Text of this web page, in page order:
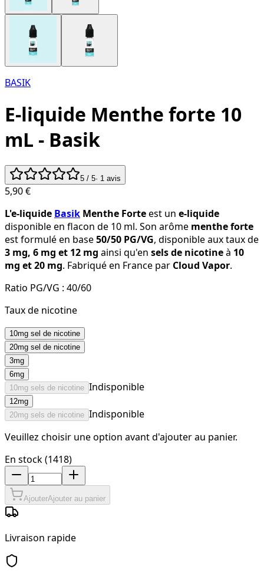
BASIK
E-liquide Menthe forte 10
mL - Basik
5 / 5· 1 avis
5,90 €
L'e-liquide Basik Menthe Forteest un e-liquide
disponible en flacon de 10 ml. Son arôme menthe forte
est formulé en base50/50 PG/VG, disponible aux taux de
3 mg, 6 mg et 12 mg ainsi qu'en sels de nicotineà 10
mg et 20 mg. Fabriqué en France par Cloud Vapor.
Ratio PG/VG : 40/60
Taux de nicotine
10mg sel de nicotine
20mg sel de nicotine
3mg
6mg
10mg sels de nicotine Indisponible
12mg
20mg sels de nicotine Indisponible
Veuillez choisir une option avant d'ajouter au panier.
En stock (1418)
AjouterAjouter au panier
Livraison rapide